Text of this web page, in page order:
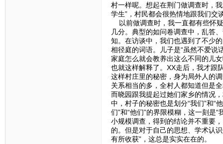
村一样呢。想起在荆门做调查时，
学生”，村民都会很热情地跟我们交
以前做调查时，我一直都有些怀
几分。典型的如问卷调查中，乱答
知。在访谈中，我们也遇到了不少
相径庭的词语。儿子是“虽然不爱说
家庭怎么就会教养出这么不同的儿
也就这样解释了。XX走后，我才跟
这样村庄里的秘密，身为局外人的
关系相当的多，全村人都知道但是
而晓园跟我提起过她们家乡的情况
中，村子的秘密也是划分“我们”和“
们”和“他们”的界限模糊，这一刻是
小规模调查，得到的结论并不重要
的。但是对于自己的思想、学术认
有所收获”，这总是实实在在的。